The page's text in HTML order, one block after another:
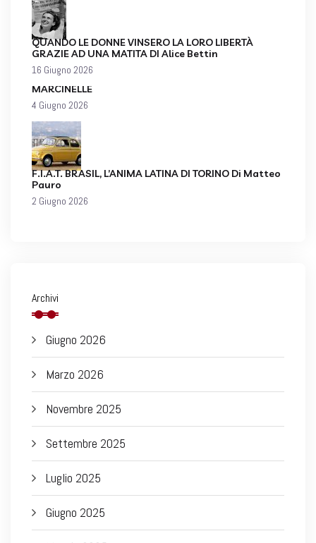
QUANDO LE DONNE VINSERO LA LORO LIBERTÀ
GRAZIE AD UNA MATITA DI Alice Bettin
16 Giugno 2026
MARCINELLE
4 Giugno 2026
F.I.A.T. BRASIL, L’ANIMA LATINA DI TORINO Di Matteo
Pauro
2 Giugno 2026
Archivi
Giugno 2026
Marzo 2026
Novembre 2025
Settembre 2025
Luglio 2025
Giugno 2025